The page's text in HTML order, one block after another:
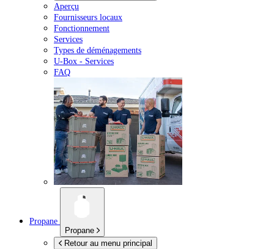
Aperçu
Fournisseurs locaux
Fonctionnement
Services
Types de déménagements
U-Box - Services
FAQ
Propane
Propane
Retour au menu principal